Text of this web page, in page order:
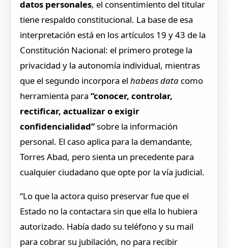
datos personales, el consentimiento del titular
tiene respaldo constitucional. La base de esa
interpretación está en los artículos 19 y 43 de la
Constitución Nacional: el primero protege la
privacidad y la autonomía individual, mientras
que el segundo incorpora el habeas data como
herramienta para“conocer, controlar,
rectificar, actualizar o exigir
confidencialidad”sobre la información
personal. El caso aplica para la demandante,
Torres Abad, pero sienta un precedente para
cualquier ciudadano que opte por la vía judicial.
“Lo que la actora quiso preservar fue que el
Estado no la contactara sin que ella lo hubiera
autorizado. Había dado su teléfono y su mail
para cobrar su jubilación, no para recibir